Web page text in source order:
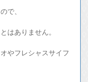
で、
はありません。
やフレシャスサイフ